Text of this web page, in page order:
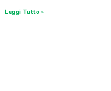
Leggi Tutto »